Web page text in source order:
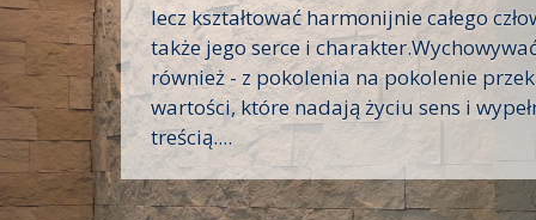
lecz kształtować harmonijnie całego
także jego serce i
również - z pokolenia na pokolenie
wartości, które nadają życiu sens i
treścią....